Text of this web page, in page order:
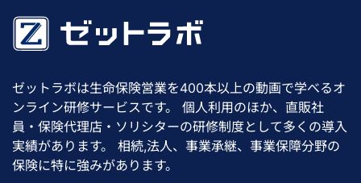
ゼットラボは生命保険営業を400本以上の動画で学べるオ
ンライン研修サービスです。 個人利用のほか、直販社
員・保険代理店・ソリシターの研修制度として多くの導入
実績があります。 相続,法人、事業承継、事業保障分野の
保険に特に強みがあります。